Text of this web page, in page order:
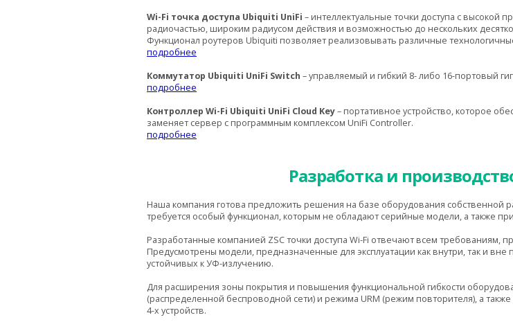
Wi-Fi точка доступа Ubiquiti UniFi – интеллектуальные точки доступа с высокой
радиочастью, широким радиусом действия и возможностью до нескольких
Функционал роутеров Ubiquiti позволяет реализовывать различные
подробнее
Коммутатор Ubiquiti UniFi Switch – управляемый и гибкий 8- либо 16-портовый
подробнее
Контроллер Wi-Fi Ubiquiti UniFi Cloud Key– портативное устройство, которое
заменяет сервер с программным комплексом UniFi Controller.
подробнее
Разработка и
Наша компания готова предложить решения на базе оборудования собственной
требуется особый функционал, которым не обладают серийные модели, а также
Разработанные компанией ZSC точки доступа Wi-Fi отвечают всем
Предусмотрены модели, предназначенные для эксплуатации как внутри, так и
устойчивых к УФ-излучению.
Для расширения зоны покрытия и повышения функциональной гибкости
(распределенной беспроводной сети) и режима URM (режим повторителя), а
4-х устройств.